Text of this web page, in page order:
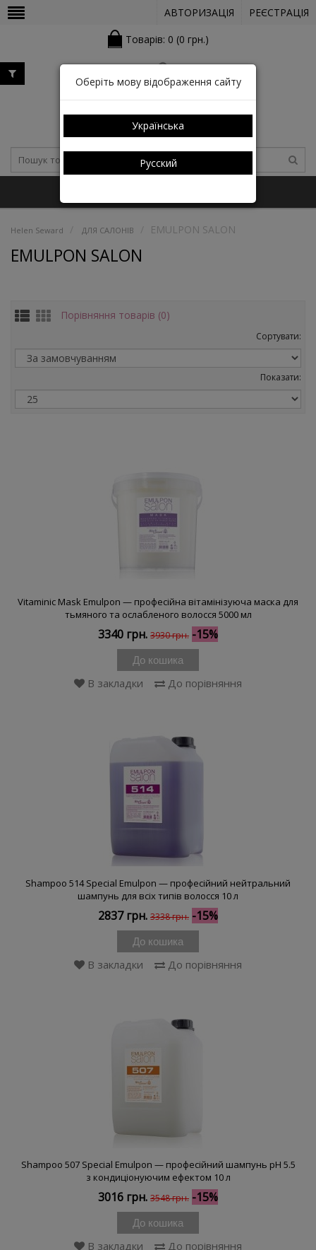
АВТОРИЗАЦІЯ
РЕЄСТРАЦІЯ
Товарів: 0 (0 грн.)
Helen Seward ДЛЯ САЛОНІВ EMULPON SALON
EMULPON SALON
Порівняння товарів (0)
Сортувати:
Показати:
Vitaminic Mask Emulpon — професійна вітамінізуюча маска для
тьмяного та ослабленого волосся 5000 мл
3340 грн. 3930 грн. -15%
До кошика
В закладки До порівняння
Shampoo 514 Special Emulpon — професійний нейтральний
шампунь для всіх типів волосся 10 л
2837 грн. 3338 грн. -15%
До кошика
В закладки До порівняння
Shampoo 507 Special Emulpon — професійний шампунь pH 5.5
з кондиціонуючим ефектом 10 л
3016 грн. 3548 грн. -15%
До кошика
В закладки До порівняння
Оберіть мову відображення сайту
Українська
Русский